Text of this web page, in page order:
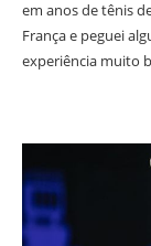
em anos de tênis
França e peguei
experiência muito